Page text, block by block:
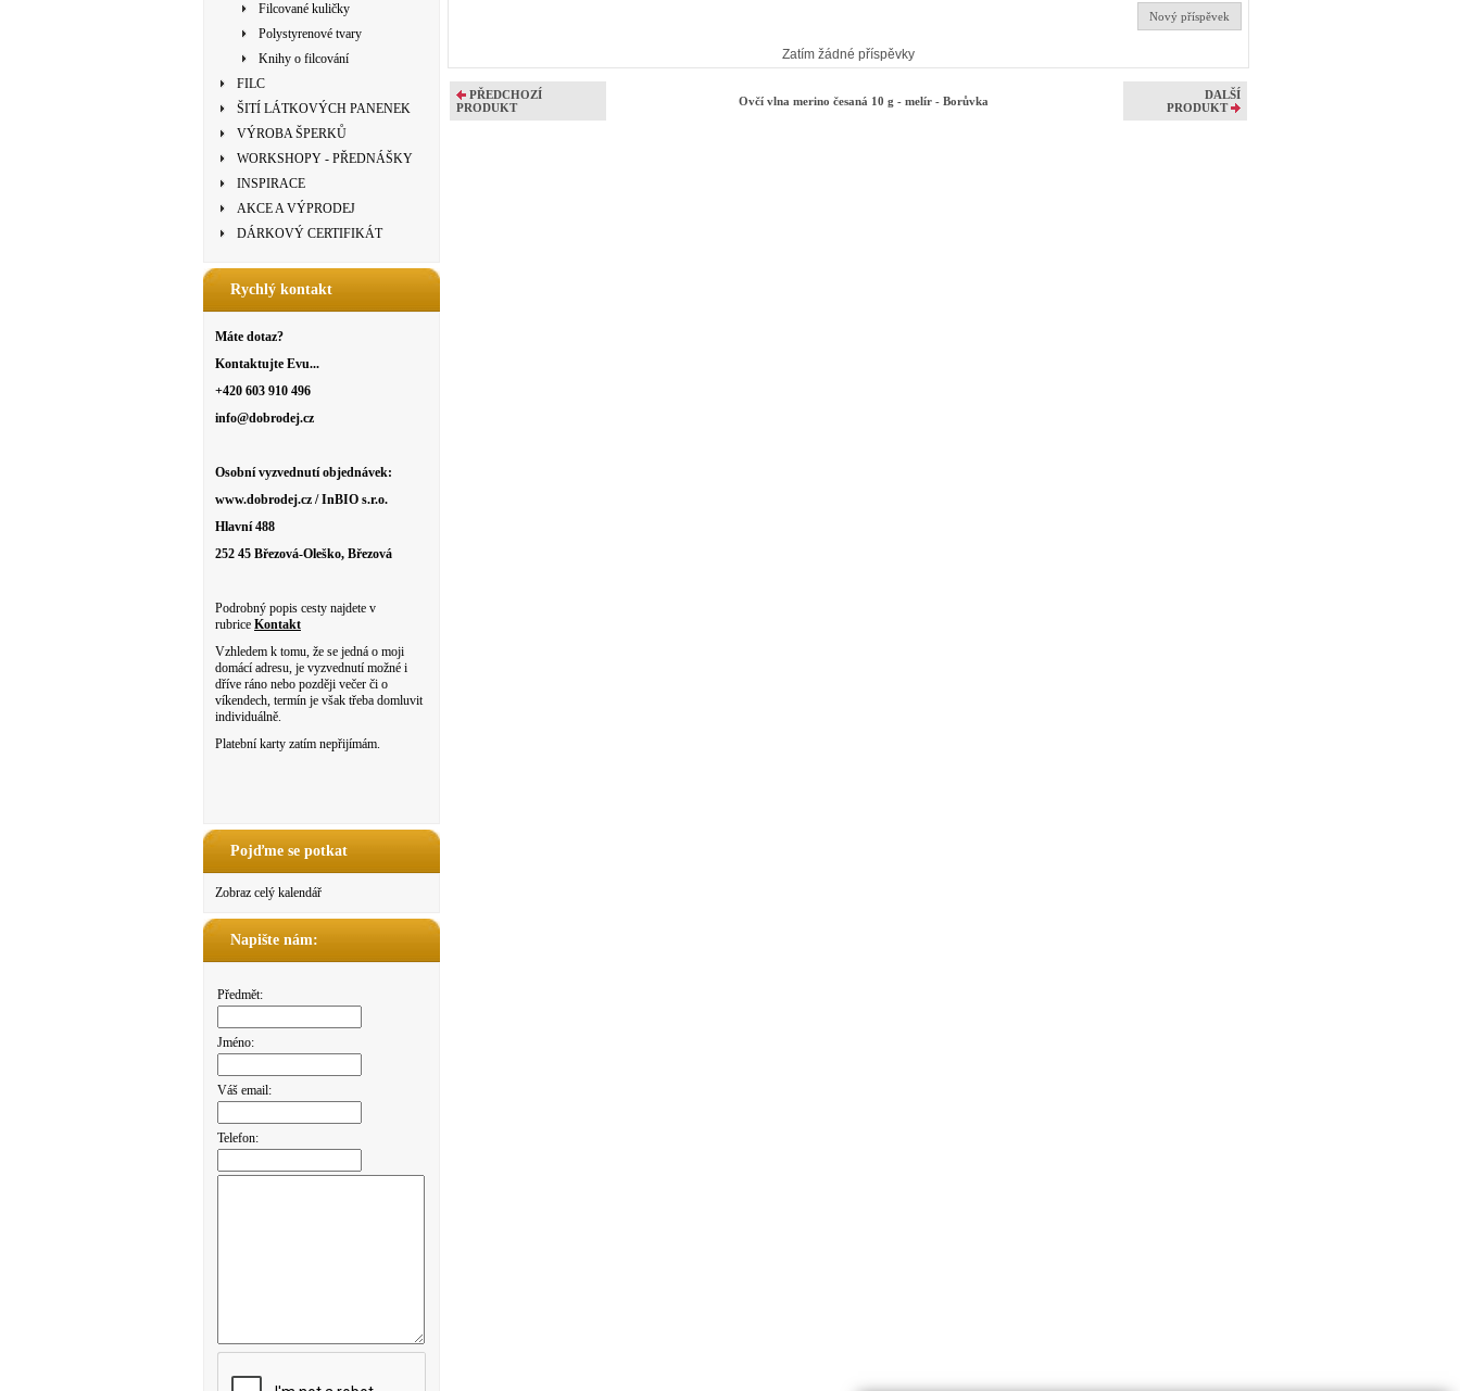
Filcované kuličky
Polystyrenové tvary
Knihy o filcování
FILC
ŠITÍ LÁTKOVÝCH PANENEK
VÝROBA ŠPERKŮ
WORKSHOPY - PŘEDNÁŠKY
INSPIRACE
AKCE A VÝPRODEJ
DÁRKOVÝ CERTIFIKÁT
Rychlý kontakt
Máte dotaz?
Kontaktujte Evu...
+420 603 910 496
info@dobrodej.cz
Osobní vyzvednutí objednávek:
www.dobrodej.cz / InBIO s.r.o.
Hlavní 488
252 45 Březová-Oleško, Březová
Podrobný popis cesty najdete v
rubrice Kontakt
Vzhledem k tomu, že se jedná o moji
domácí adresu, je vyzvednutí možné i
dříve ráno nebo později večer či o
víkendech, termín je však třeba domluvit
individuálně.
Platební karty zatím nepřijímám.
Pojďme se potkat
Zobraz celý kalendář
Napište nám:
Předmět:
Jméno:
Váš email:
Telefon:
Nový příspěvek
Zatím žádné příspěvky
PŘEDCHOZÍ
PRODUKT
Ovčí vlna merino česaná 10 g - melír - Borůvka
DALŠÍ
PRODUKT